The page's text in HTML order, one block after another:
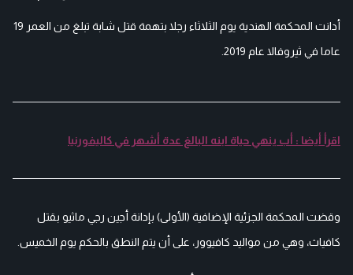
أدانت المحكمة الهندية يوم الثلاثاء رجلا بتهمة قتل شابة تبلغ من العمر 19
عاما في ثيروفالا عام 2019.
اقرأ أيضا : أب ينهي حياة ابنه البالغ عدة أشهر في كاليفورنيا
وقضت المحكمة الجزئية الإضافية (الأولى) بإدانة أجين رجي ماثيو بقتل
كافياث، وهي من مواليد كافيوور، على أن يتم النطق بالحكم يوم الخميس.